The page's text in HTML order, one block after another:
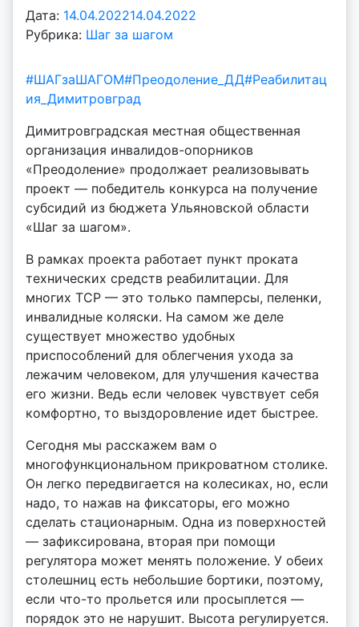
Дата: 14.04.202214.04.2022
о
v
o
i
d
d
y
Рубрика: Шаг за шагом
#ШАГзаШАГОМ#Преодоление_ДД#Реабилитац
ия_Димитровград
Димитровградская местная общественная
организация инвалидов-опорников
«Преодоление» продолжает реализовывать
проект — победитель конкурса на получение
субсидий из бюджета Ульяновской области
«Шаг за шагом».
В рамках проекта работает пункт проката
технических средств реабилитации. Для
многих ТСР — это только памперсы, пеленки,
инвалидные коляски. На самом же деле
существует множество удобных
приспособлений для облегчения ухода за
лежачим человеком, для улучшения качества
его жизни. Ведь если человек чувствует себя
комфортно, то выздоровление идет быстрее.
Сегодня мы расскажем вам о
многофункциональном прикроватном столике.
Он легко передвигается на колесиках, но, если
надо, то нажав на фиксаторы, его можно
сделать стационарным. Одна из поверхностей
— зафиксирована, вторая при помощи
регулятора может менять положение. У обеих
столешниц есть небольшие бортики, поэтому,
если что-то прольется или просыплется —
порядок это не нарушит. Высота регулируется.